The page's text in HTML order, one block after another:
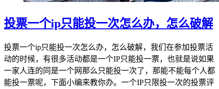
投票一个ip只能投一次怎么办，怎么破解
投票一个ip只能投一次怎么办，怎么破解，我们在参加投票活
动的时候，有很多活动都是一个IP只能投一票，也就是说如果
一家人连的同是一个网那么只能投一次了，那能不能每个人都
能投一票呢，下面小编来教你办。一个IP只限投一次的投票评